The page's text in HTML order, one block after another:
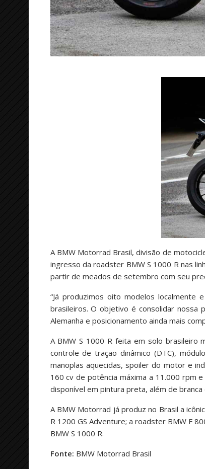
A BMW Motorrad Brasil, divisão de
ingresso da roadster BMW S 1000 R nas
partir de meados de setembro com seu
“Já produzimos oito modelos
brasileiros. O objetivo é consolidar nossa
Alemanha e posicionamento ainda mais
A BMW S 1000 R feita em solo brasileiro
controle de tração dinâmico (DTC),
manoplas aquecidas, spoiler do motor e
160 cv de potência máxima a 11.000 rpm
disponível em pintura preta, além de branca
A BMW Motorrad já produz no Brasil a
R 1200 GS Adventure; a roadster BMW F
BMW S 1000 R.
Fonte: BMW Motorrad Brasil